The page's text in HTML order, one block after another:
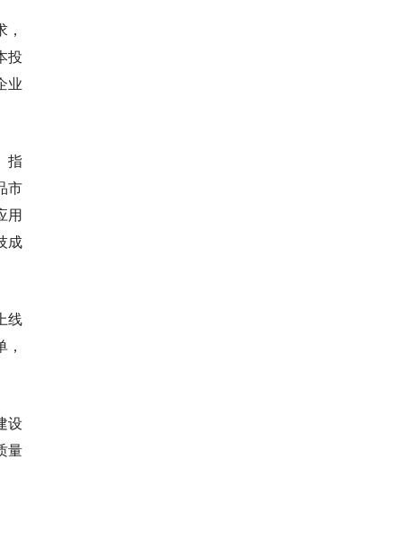
投
业
指
市
用
成
线
设
量